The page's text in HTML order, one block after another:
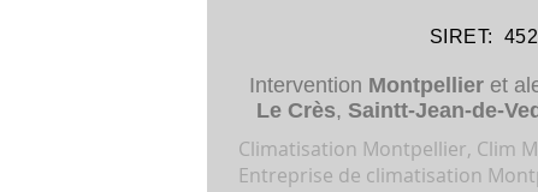
SIRET: 452
Intervention Montpellieret
Le Crès, Saintt-Jean-de-
Climatisation Montpellier, Clim
Entreprise de climatisation